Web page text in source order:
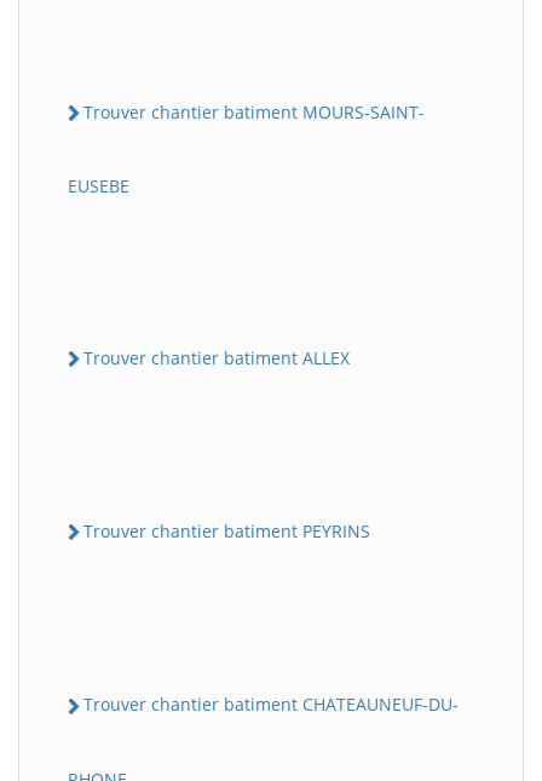
Trouver chantier batiment MOURS-SAINT-
EUSEBE
Trouver chantier batiment ALLEX
Trouver chantier batiment PEYRINS
Trouver chantier batiment CHATEAUNEUF-DU-